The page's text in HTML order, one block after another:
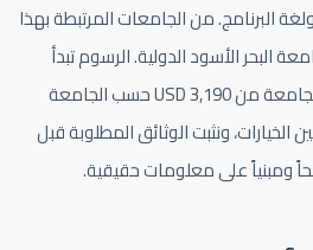
البرنامج. من الجامعات المرتبطة بهذا
البحر الأسود الدولية. الرسوم تبدأ
تبعد تأكيد التوفر من بيانات الجامعة من 3,190 USD حسب الجامعة
الخيارات، ونثبت الوثائق المطلوبة قبل
ومبنياً على معلومات حقيقية.